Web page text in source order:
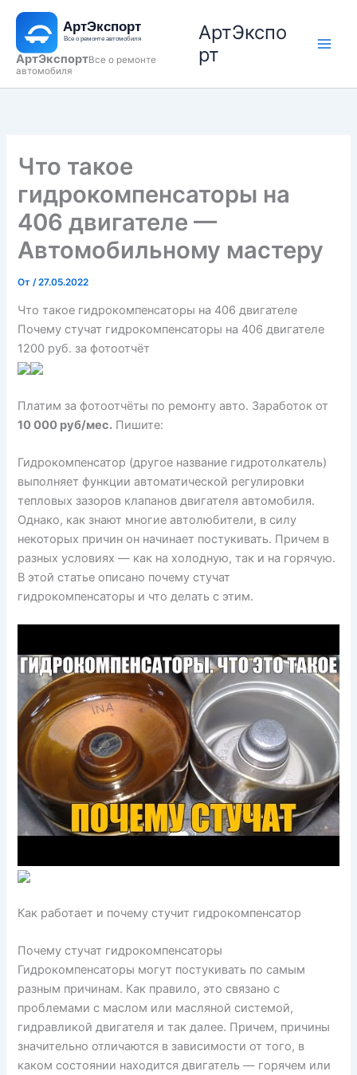
Перейти
содержимому
АртЭкспортВсе о ремонте
автомобиля
АртЭкспо
рт
Что такое
гидрокомпенсаторы на
406 двигателе —
Автомобильному мастеру
От /27.05.2022
Что такое гидрокомпенсаторы на 406 двигателе
Почему стучат гидрокомпенсаторы на 406 двигателе
1200 руб. за фотоотчёт
Платим за фотоотчёты по ремонту авто. Заработок от
10 000 руб/мес. Пишите:
Гидрокомпенсатор (другое название гидротолкатель)
выполняет функции автоматической регулировки
тепловых зазоров клапанов двигателя автомобиля.
Однако, как знают многие автолюбители, в силу
некоторых причин он начинает постукивать. Причем в
разных условиях — как на холодную, так и на горячую.
В этой статье описано почему стучат
гидрокомпенсаторы и что делать с этим.
Как работает и почему стучит гидрокомпенсатор
Почему стучат гидрокомпенсаторы
Гидрокомпенсаторы могут постукивать по самым
разным причинам. Как правило, это связано с
проблемами с маслом или масляной системой,
гидравликой двигателя и так далее. Причем, причины
значительно отличаются в зависимости от того, в
каком состоянии находится двигатель — горячем или